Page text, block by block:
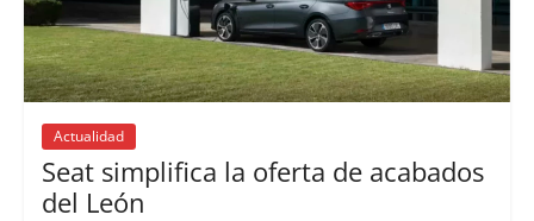
Actualidad
Seat simplifica la oferta de acabados
del León